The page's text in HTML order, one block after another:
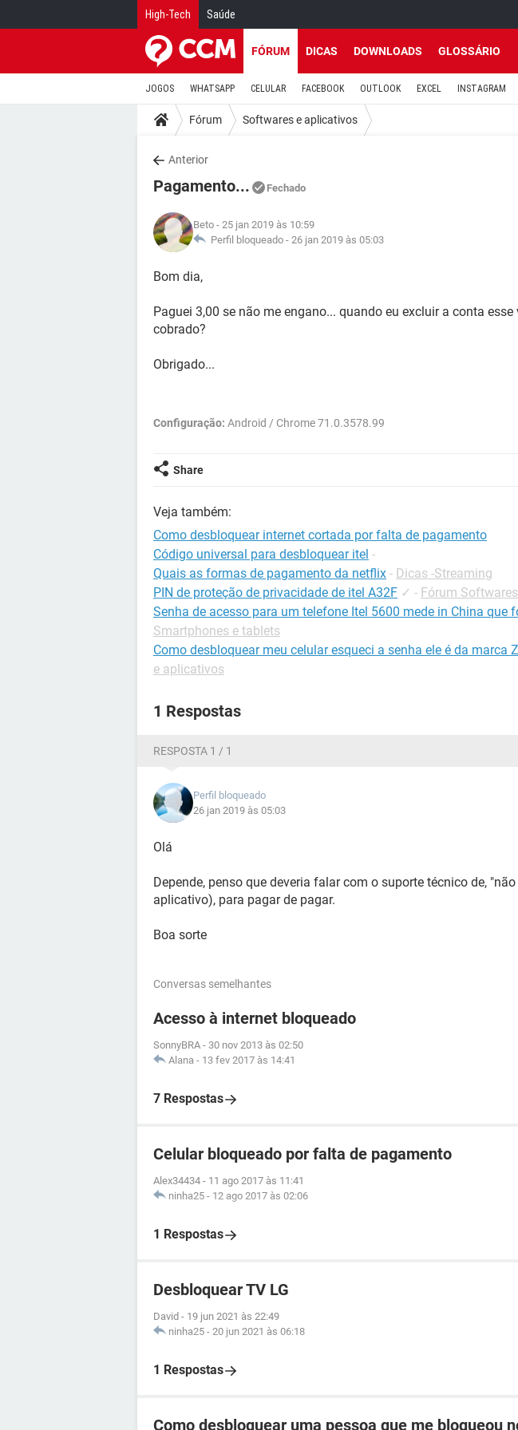
High-Tech Saúde
FÓRUM DICAS DOWNLOADS GLOSSÁRIO
JOGOS WHATSAPP CELULAR FACEBOOK OUTLOOK EXCEL INSTAGRAM
Fórum Softwares e aplicativos
Anterior
Pagamento... Fechado
Beto - 25 jan 2019 às 10:59
Perfil bloqueado - 26 jan 2019 às 05:03
Bom dia,
Paguei 3,00 se não me engano... quando eu excluir a conta
cobrado?
Obrigado...
Configuração: Android / Chrome 71.0.3578.99
Share
Veja também:
Como desbloquear internet cortada por falta de pagamento
Código universal para desbloquear itel -
Quais as formas de pagamento da netflix - Dicas -Streaming
PIN de proteção de privacidade de itel A32F ✓ - Fórum
Senha de acesso para um telefone Itel 5600 mede in China que
Smartphones e tablets
Como desbloquear meu celular esqueci a senha ele é da marca
e aplicativos
1 Respostas
RESPOSTA 1 / 1
Perfil bloqueado
26 jan 2019 às 05:03
Olá
Depende, penso que deveria falar com o suporte técnico de,
aplicativo), para pagar de pagar.
Boa sorte
Conversas semelhantes
Acesso à internet bloqueado
SonnyBRA - 30 nov 2013 às 02:50
Alana - 13 fev 2017 às 14:41
7 Respostas
Celular bloqueado por falta de pagamento
Alex34434 - 11 ago 2017 às 11:41
ninha25 - 12 ago 2017 às 02:06
1 Respostas
Desbloquear TV LG
David - 19 jun 2021 às 22:49
ninha25 - 20 jun 2021 às 06:18
1 Respostas
Como desbloquear uma pessoa que me bloqueou